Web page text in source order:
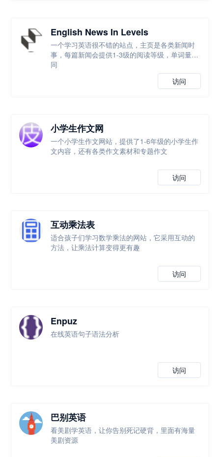
English News In Levels
一个学习英语很不错的站点，主页是各类新闻时
事，每篇新闻会提供1-3级的阅读等级，单词量不
同
访问
小学生作文网
一个小学生作文网站，提供了1-6年级的小学生作
文内容，还有各类作文素材和专题作文
访问
互动乘法表
适合孩子们学习数学乘法的网站，它采用互动的
方法，让乘法计算变得更有趣
访问
Enpuz
在线英语句子语法分析
访问
巴别英语
看美剧学英语，让你告别死记硬背，里面有海量
美剧资源